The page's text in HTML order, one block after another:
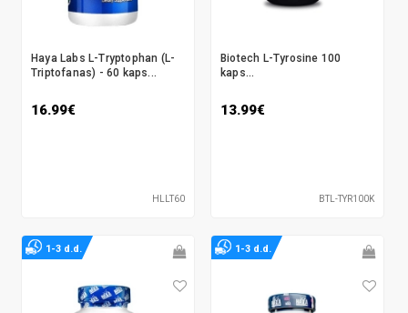
Haya Labs L-Tryptophan (L-
Triptofanas) - 60 kaps...
16.99€
HLLT60
Biotech L-Tyrosine 100
kaps...
13.99€
BTL-TYR100K
1-3 d.d. 1-3 d.d.